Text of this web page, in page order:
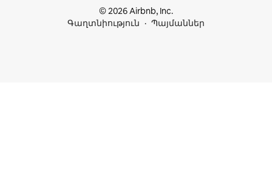
© 2026 Airbnb, Inc.
Գաղտնիություն
Պայմաններ